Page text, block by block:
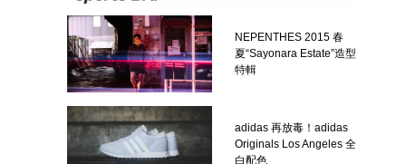
NEPENTHES 2015 春
夏“Sayonara Estate”造型
特輯
adidas 再放毒！adidas
Originals Los Angeles 全
白配色